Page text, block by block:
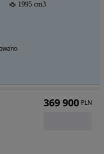
1995 cm3
369 900 PLN